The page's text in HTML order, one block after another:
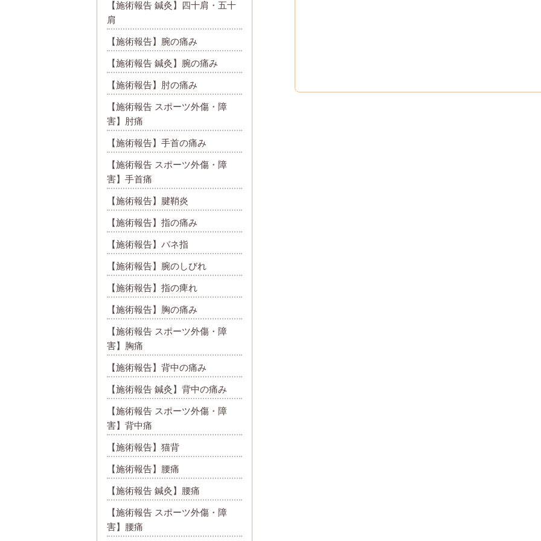
【施術報告 鍼灸】四十肩・五十
肩
【施術報告】腕の痛み
【施術報告 鍼灸】腕の痛み
【施術報告】肘の痛み
【施術報告 スポーツ外傷・障
害】肘痛
【施術報告】手首の痛み
【施術報告 スポーツ外傷・障
害】手首痛
【施術報告】腱鞘炎
【施術報告】指の痛み
【施術報告】バネ指
【施術報告】腕のしびれ
【施術報告】指の痺れ
【施術報告】胸の痛み
【施術報告 スポーツ外傷・障
害】胸痛
【施術報告】背中の痛み
【施術報告 鍼灸】背中の痛み
【施術報告 スポーツ外傷・障
害】背中痛
【施術報告】猫背
【施術報告】腰痛
【施術報告 鍼灸】腰痛
【施術報告 スポーツ外傷・障
害】腰痛